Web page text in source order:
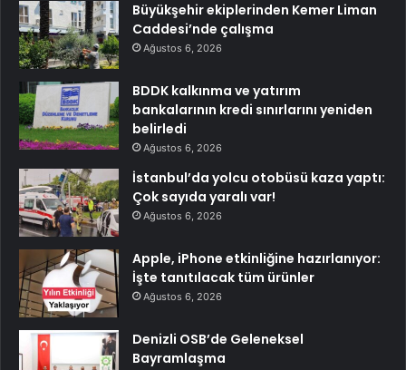
Büyükşehir ekiplerinden Kemer Liman
Caddesi’nde çalışma
Ağustos 6, 2026
BDDK kalkınma ve yatırım
bankalarının kredi sınırlarını yeniden
belirledi
Ağustos 6, 2026
İstanbul’da yolcu otobüsü kaza yaptı:
Çok sayıda yaralı var!
Ağustos 6, 2026
Apple, iPhone etkinliğine hazırlanıyor:
İşte tanıtılacak tüm ürünler
Ağustos 6, 2026
Denizli OSB’de Geleneksel
Bayramlaşma